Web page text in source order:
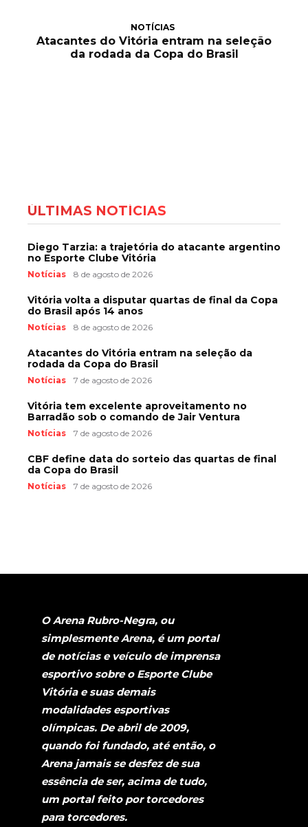
NOTÍCIAS
Atacantes do Vitória entram na seleção
da rodada da Copa do Brasil
ÚLTIMAS NOTÍCIAS
Diego Tarzia: a trajetória do atacante argentino
no Esporte Clube Vitória
Notícias 8 de agosto de 2026
Vitória volta a disputar quartas de final da Copa
do Brasil após 14 anos
Notícias 8 de agosto de 2026
Atacantes do Vitória entram na seleção da
rodada da Copa do Brasil
Notícias 7 de agosto de 2026
Vitória tem excelente aproveitamento no
Barradão sob o comando de Jair Ventura
Notícias 7 de agosto de 2026
CBF define data do sorteio das quartas de final
da Copa do Brasil
Notícias 7 de agosto de 2026
O Arena Rubro-Negra, ou
simplesmente Arena, é um portal
de notícias e veículo de imprensa
esportivo sobre o Esporte Clube
Vitória e suas demais
modalidades esportivas
olímpicas. De abril de 2009,
quando foi fundado, até então, o
Arena jamais se desfez de sua
essência de ser, acima de tudo,
um portal feito por torcedores
para torcedores.